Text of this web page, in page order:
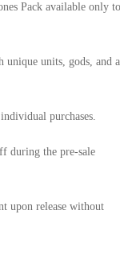
Pack available only to
unique units, gods, and a
purchases.
during the pre-sale
upon release without